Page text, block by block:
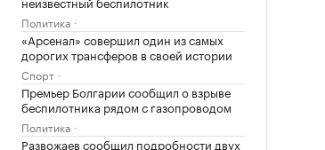
Политика
«Арсенал» совершил один из самых
дорогих трансферов в своей истории
Спорт
Премьер Болгарии сообщил о взрыве
беспилотника рядом с газопроводом
Политика
Развожаев сообщил подробности двух